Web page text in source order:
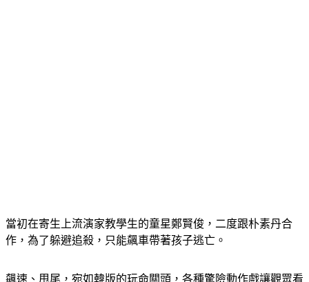
當初在寄生上流演家教學生的童星鄭賢俊，二度跟朴素丹合
作，為了躲避追殺，只能飆車帶著孩子逃亡。
飆速、甩尾，宛如韓版的玩命關頭，各種驚險動作戲讓觀眾看